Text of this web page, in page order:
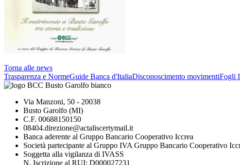
Torna alle news
Trasparenza e NormeGuide Banca d'ItaliaDisconoscimento movimentiFogli
Via Manzoni, 50 - 20038
Busto Garolfo (MI)
C.F. 00688150150
08404.direzione@actaliscertymail.it
Banca aderente al Gruppo Bancario Cooperativo Iccrea
Società partecipante al Gruppo IVA Gruppo Bancario Cooperativo
Soggetta alla vigilanza di IVASS
N. Iscrizione al RUI: D000027231